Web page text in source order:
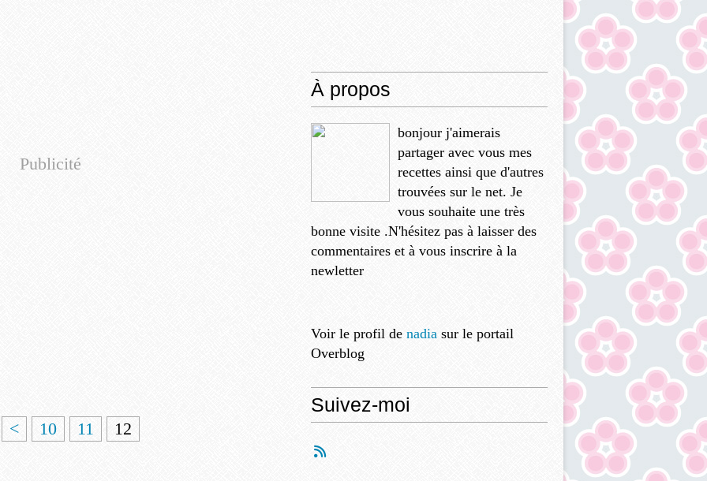
Publicité
< 10 11 12
À propos
bonjour j'aimerais
partager avec vous mes
recettes ainsi que d'autres
trouvées sur le net. Je
vous souhaite une très
bonne visite .N'hésitez pas à laisser des
commentaires et à vous inscrire à la
newletter
Voir le profil de nadia sur le portail
Overblog
Suivez-moi